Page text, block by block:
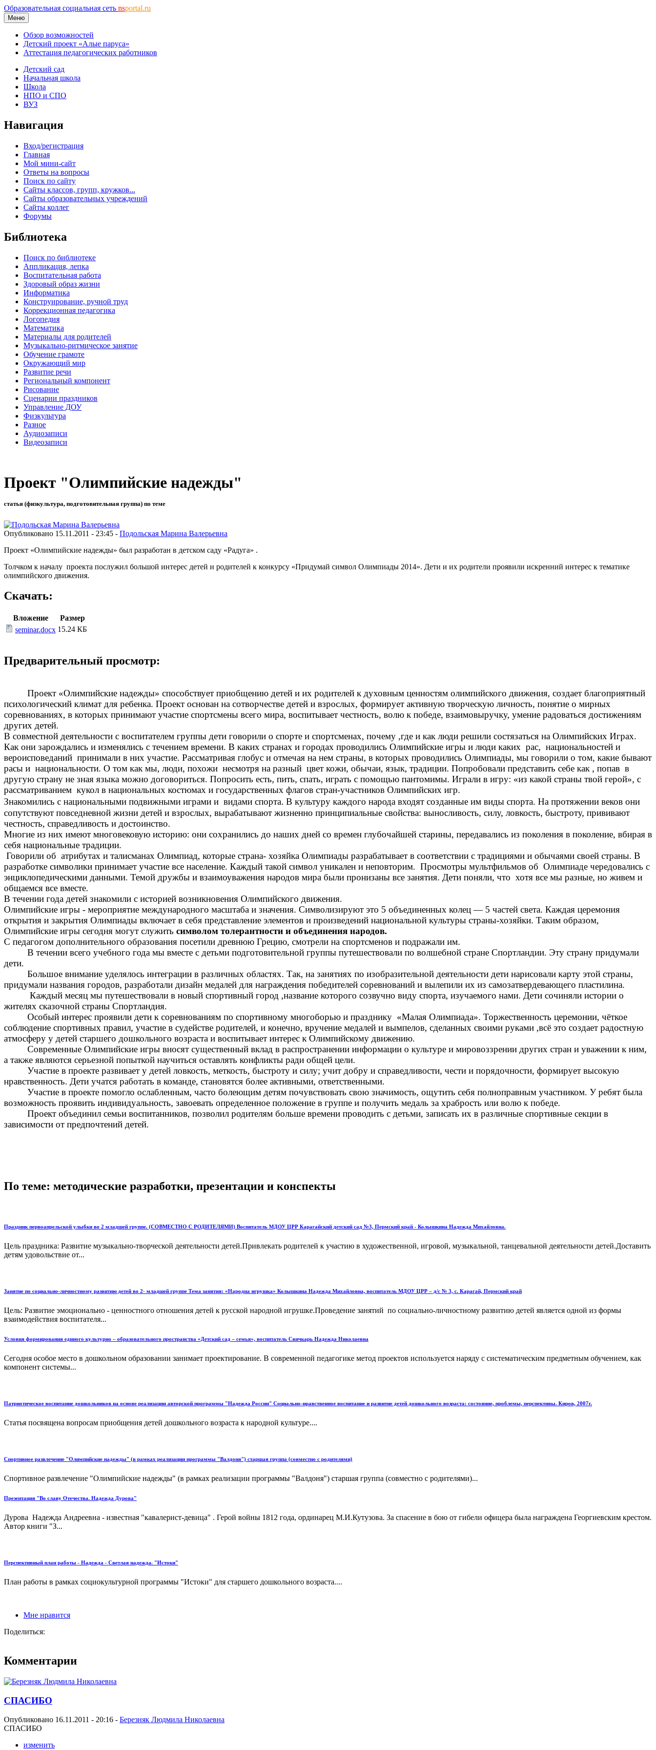
Образовательная социальная сеть nsportal.ru
Меню
Обзор возможностей
Детский проект «Алые паруса»
Аттестация педагогических работников
Детский сад
Начальная школа
Школа
НПО и СПО
ВУЗ
Навигация
Вход/регистрация
Главная
Мой мини-сайт
Ответы на вопросы
Поиск по сайту
Сайты классов, групп, кружков...
Сайты образовательных учреждений
Сайты коллег
Форумы
Библиотека
Поиск по библиотеке
Аппликация, лепка
Воспитательная работа
Здоровый образ жизни
Информатика
Конструирование, ручной труд
Коррекционная педагогика
Логопедия
Математика
Материалы для родителей
Музыкально-ритмическое занятие
Обучение грамоте
Окружающий мир
Развитие речи
Региональный компонент
Рисование
Сценарии праздников
Управление ДОУ
Физкультура
Разное
Аудиозаписи
Видеозаписи
Проект "Олимпийские надежды"
статья (физкультура, подготовительная группа) по теме
Опубликовано 15.11.2011 - 23:45 - Подольская Марина Валерьевна
Проект «Олимпийские надежды» был разработан в детском саду «Радуга» .
Толчком к началу проекта послужил большой интерес детей и родителей к конкурсу «Придумай символ Олимпиады 2014». Дети и их родители проявили искренний интерес к тематике
олимпийского движения.
Скачать:
Вложение
Размер
seminar.docx 15.24 КБ
Предварительный просмотр:
Проект «Олимпийские надежды» способствует приобщению детей и их родителей к духовным ценностям олимпийского движения, создает благоприятный
психологический климат для ребенка. Проект основан на сотворчестве детей и взрослых, формирует активную творческую личность, понятие о мирных
соревнованиях, в которых принимают участие спортсмены всего мира, воспитывает честность, волю к победе, взаимовыручку, умение радоваться достижениям
других детей.
В совместной деятельности с воспитателем группы дети говорили о спорте и спортсменах, почему ,где и как люди решили состязаться на Олимпийских Играх.
Как они зарождались и изменялись с течением времени. В каких странах и городах проводились Олимпийские игры и люди каких рас, национальностей и
вероисповеданий принимали в них участие. Рассматривая глобус и отмечая на нем страны, в которых проводились Олимпиады, мы говорили о том, какие бывают
расы и национальности. О том как мы, люди, похожи несмотря на разный цвет кожи, обычаи, язык, традиции. Попробовали представить себе как , попав в
другую страну не зная языка можно договориться. Попросить есть, пить, спать, играть с помощью пантомимы. Играли в игру: «из какой страны твой герой», с
рассматриванием кукол в национальных костюмах и государственных флагов стран-участников Олимпийских игр.
Знакомились с национальными подвижными играми и видами спорта. В культуру каждого народа входят созданные им виды спорта. На протяжении веков они
сопутствуют повседневной жизни детей и взрослых, вырабатывают жизненно принципиальные свойства: выносливость, силу, ловкость, быстроту, прививают
честность, справедливость и достоинство.
Многие из них имеют многовековую историю: они сохранились до наших дней со времен глубочайшей старины, передавались из поколения в поколение, вбирая в
себя национальные традиции.
Говорили об атрибутах и талисманах Олимпиад, которые страна- хозяйка Олимпиады разрабатывает в соответствии с традициями и обычаями своей страны. В
разработке символики принимает участие все население. Каждый такой символ уникален и неповторим. Просмотры мультфильмов об Олимпиаде чередовались с
энциклопедическими данными. Темой дружбы и взаимоуважения народов мира были пронизаны все занятия. Дети поняли, что хотя все мы разные, но живем и
общаемся все вместе.
В течении года детей знакомили с историей возникновения Олимпийского движения.
Олимпийские игры - мероприятие международного масштаба и значения. Символизируют это 5 объединенных колец — 5 частей света. Каждая церемония
открытия и закрытия Олимпиады включает в себя представление элементов и произведений национальной культуры страны-хозяйки. Таким образом,
Олимпийские игры сегодня могут служить символом толерантности и объединения народов.
С педагогом дополнительного образования посетили древнюю Грецию, смотрели на спортсменов и подражали им.
В течении всего учебного года мы вместе с детьми подготовительной группы путешествовали по волшебной стране Спортландии. Эту страну придумали
дети.
Большое внимание уделялось интеграции в различных областях. Так, на занятиях по изобразительной деятельности дети нарисовали карту этой страны,
придумали названия городов, разработали дизайн медалей для награждения победителей соревнований и вылепили их из самозатвердевающего пластилина.
Каждый месяц мы путешествовали в новый спортивный город ,название которого созвучно виду спорта, изучаемого нами. Дети сочиняли истории о
жителях сказочной страны Спортландия.
Особый интерес проявили дети к соревнованиям по спортивному многоборью и празднику «Малая Олимпиада». Торжественность церемонии, чёткое
соблюдение спортивных правил, участие в судействе родителей, и конечно, вручение медалей и вымпелов, сделанных своими руками ,всё это создает радостную
атмосферу у детей старшего дошкольного возраста и воспитывает интерес к Олимпийскому движению.
Современные Олимпийские игры вносят существенный вклад в распространении информации о культуре и мировоззрении других стран и уважении к ним,
а также являются серьезной попыткой научиться оставлять конфликты ради общей цели.
Участие в проекте развивает у детей ловкость, меткость, быстроту и силу; учит добру и справедливости, чести и порядочности, формирует высокую
нравственность. Дети учатся работать в команде, становятся более активными, ответственными.
Участие в проекте помогло ослабленным, часто болеющим детям почувствовать свою значимость, ощутить себя полноправным участником. У ребят была
возможность проявить индивидуальность, завоевать определенное положение в группе и получить медаль за храбрость или волю к победе.
Проект объединил семьи воспитанников, позволил родителям больше времени проводить с детьми, записать их в различные спортивные секции в
зависимости от предпочтений детей.
По теме: методические разработки, презентации и конспекты
Праздник первоапрельской улыбки во 2 младшей группе. (СОВМЕСТНО С РОДИТЕЛЯМИ) Воспитатель МДОУ ЦРР Карагайский детский сад №3, Пермский край - Колышкина Надежда Михайловна.
Цель праздника: Развитие музыкально-творческой деятельности детей.Привлекать родителей к участию в художественной, игровой, музыкальной, танцевальной деятельности детей.Доставить
детям удовольствие от...
Занятие по социально-личностному развитию детей во 2- младшей группе Тема занятия: «Народна игрушка» Колышкина Надежда Михайловна, воспитатель МДОУ ЦРР – д/с № 3, с. Карагай, Пермский край
Цель: Развитие эмоционально - ценностного отношения детей к русской народной игрушке.Проведение занятий по социально-личностному развитию детей является одной из формы
взаимодействия воспитателя...
Условия формирования единого культурно – образовательного пространства «Детский сад – семья», воспитатель Свичкарь Надежда Николаевна
Сегодня особое место в дошкольном образовании занимает проектирование. В современной педагогике метод проектов используется наряду с систематическим предметным обучением, как
компонент системы...
Патриотическое воспитание дошкольников на основе реализации авторской программы "Надежда России" Социально-нравственное воспитание и развитие детей дошкольного возраста: состояние, проблемы, перспективы. Киров, 2007г.
Статья посвящена вопросам приобщения детей дошкольного возраста к народной культуре....
Спортивное развлечение "Олимпийские надежды" (в рамках реализации программы "Валдоня") старшая группа (совместно с родителями)
Спортивное развлечение "Олимпийские надежды" (в рамках реализации программы "Валдоня") старшая группа (совместно с родителями)...
Презентация "Во славу Отечества. Надежда Дурова"
Дурова Надежда Андреевна - известная "кавалерист-девица" . Герой войны 1812 года, ординарец М.И.Кутузова. За спасение в бою от гибели офицера была награждена Георгиевским крестом.
Автор книги "З...
Перспективный план работы - Надежда - Светлая надежда. "Истоки"
План работы в рамках социокультурной программы "Истоки" для старшего дошкольного возраста....
Мне нравится
Поделиться:
Комментарии
СПАСИБО
Опубликовано 16.11.2011 - 20:16 - Березняк Людмила Николаевна
СПАСИБО
изменить